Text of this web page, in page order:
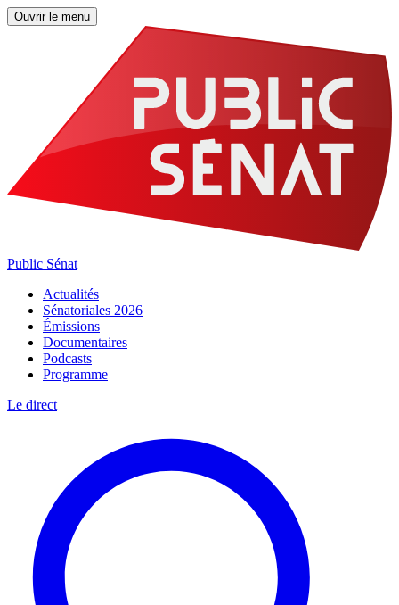
Ouvrir le menu
Public Sénat
Actualités
Sénatoriales 2026
Émissions
Documentaires
Podcasts
Programme
Le direct